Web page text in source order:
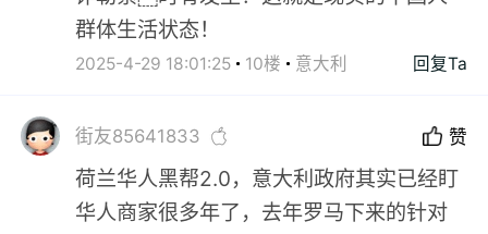
群体生活状态！
2025-4-29 18:01:25 10楼 意大利 回复Ta
街友85641833 赞
荷兰华人黑帮2.0，意大利政府其实已经盯
华人商家很多年了，去年罗马下来的针对